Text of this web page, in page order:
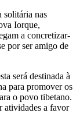
solitária nas
Iorque,
a concretizar-
por ser amigo de
será destinada à
para promover os
o povo tibetano.
atividades a favor